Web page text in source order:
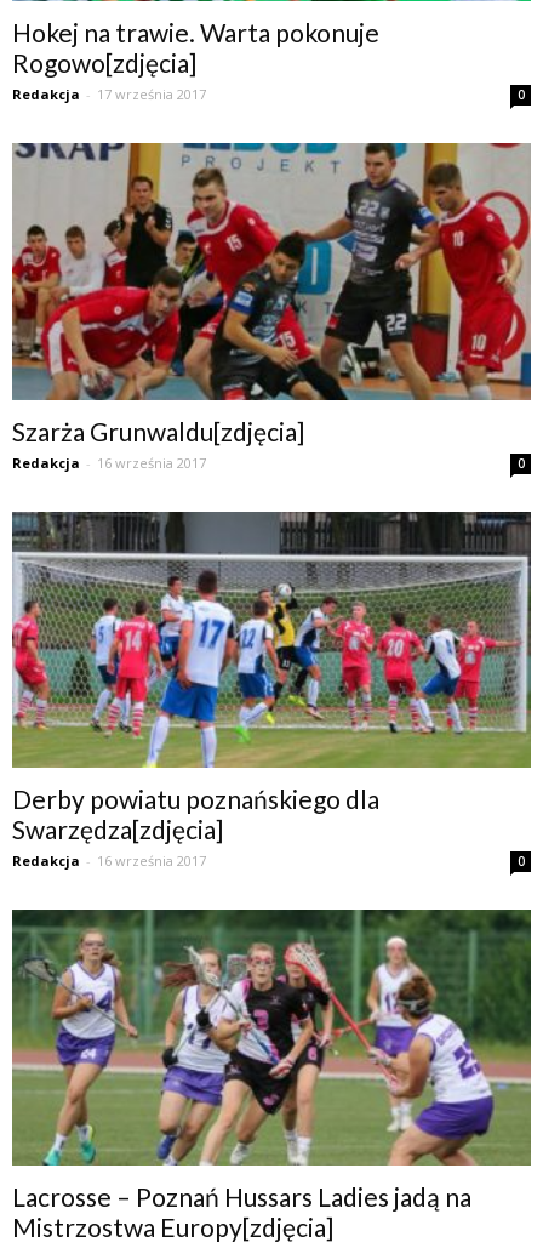
Hokej na trawie. Warta pokonuje
Rogowo[zdjęcia]
Redakcja - 17 września 2017 0
Szarża Grunwaldu[zdjęcia]
Redakcja - 16 września 2017 0
Derby powiatu poznańskiego dla
Swarzędza[zdjęcia]
Redakcja - 16 września 2017 0
Lacrosse – Poznań Hussars Ladies jadą na
Mistrzostwa Europy[zdjęcia]